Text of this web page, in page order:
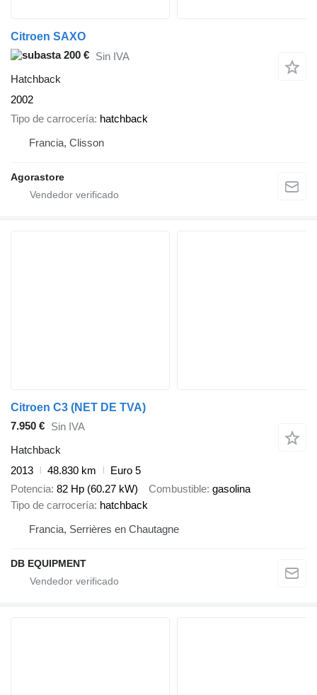
Citroen SAXO
200 € Sin IVA
Hatchback
2002
Tipo de carrocería hatchback
Francia, Clisson
Agorastore
Citroen C3 (NET DE TVA)
7.950 € Sin IVA
Hatchback
2013
48.830 km
Euro 5
Potencia 82 Hp (60.27 kW) Combustible gasolina
Tipo de carrocería hatchback
Francia, Serrières en Chautagne
DB EQUIPMENT